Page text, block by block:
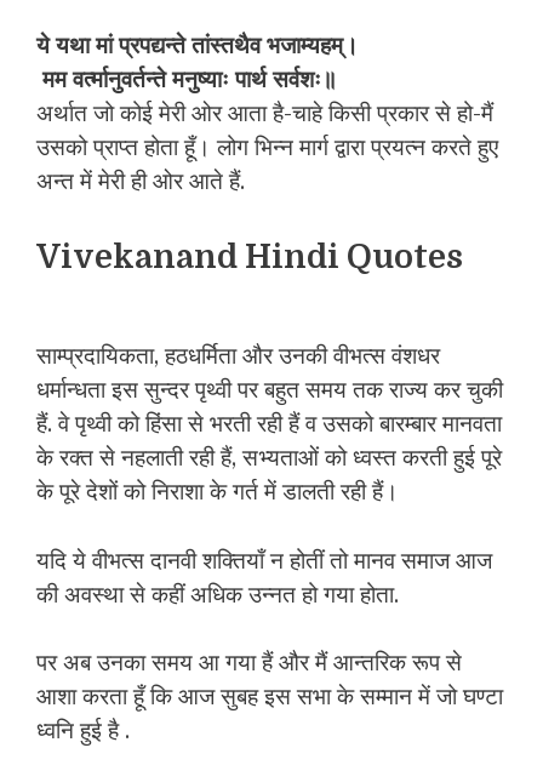
ये यथा मां प्रपद्यन्ते तांस्तथैव भजाम्यहम्।
मम वर्त्मानुवर्तन्ते मनुष्याः पार्थ सर्वशः॥
अर्थात जो कोई मेरी ओर आता है-चाहे किसी प्रकार से हो-मैं
उसको प्राप्त होता हूँ। लोग भिन्न मार्ग द्वारा प्रयत्न करते हुए
अन्त में मेरी ही ओर आते हैं.
Vivekanand Hindi Quotes
साम्प्रदायिकता, हठधर्मिता और उनकी वीभत्स वंशधर
धर्मान्धता इस सुन्दर पृथ्वी पर बहुत समय तक राज्य कर चुकी
हैं. वे पृथ्वी को हिंसा से भरती रही हैं व उसको बारम्बार मानवता
के रक्त से नहलाती रही हैं, सभ्यताओं को ध्वस्त करती हुई पूरे
के पूरे देशों को निराशा के गर्त में डालती रही हैं।
यदि ये वीभत्स दानवी शक्तियाँ न होतीं तो मानव समाज आज
की अवस्था से कहीं अधिक उन्नत हो गया होता.
पर अब उनका समय आ गया हैं और मैं आन्तरिक रूप से
आशा करता हूँ कि आज सुबह इस सभा के सम्मान में जो घण्टा
ध्वनि हुई है .